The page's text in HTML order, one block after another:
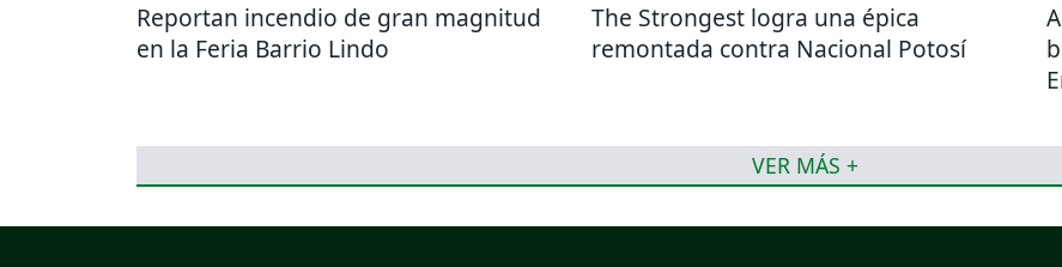
Reportan incendio de gran magnitud
en la Feria Barrio Lindo
The Strongest logra una épica
remontada contra Nacional Potosí
VER MÁS +